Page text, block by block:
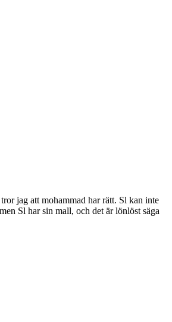
jag att mohammad har rätt. Sl kan inte
Sl har sin mall, och det är lönlöst säga